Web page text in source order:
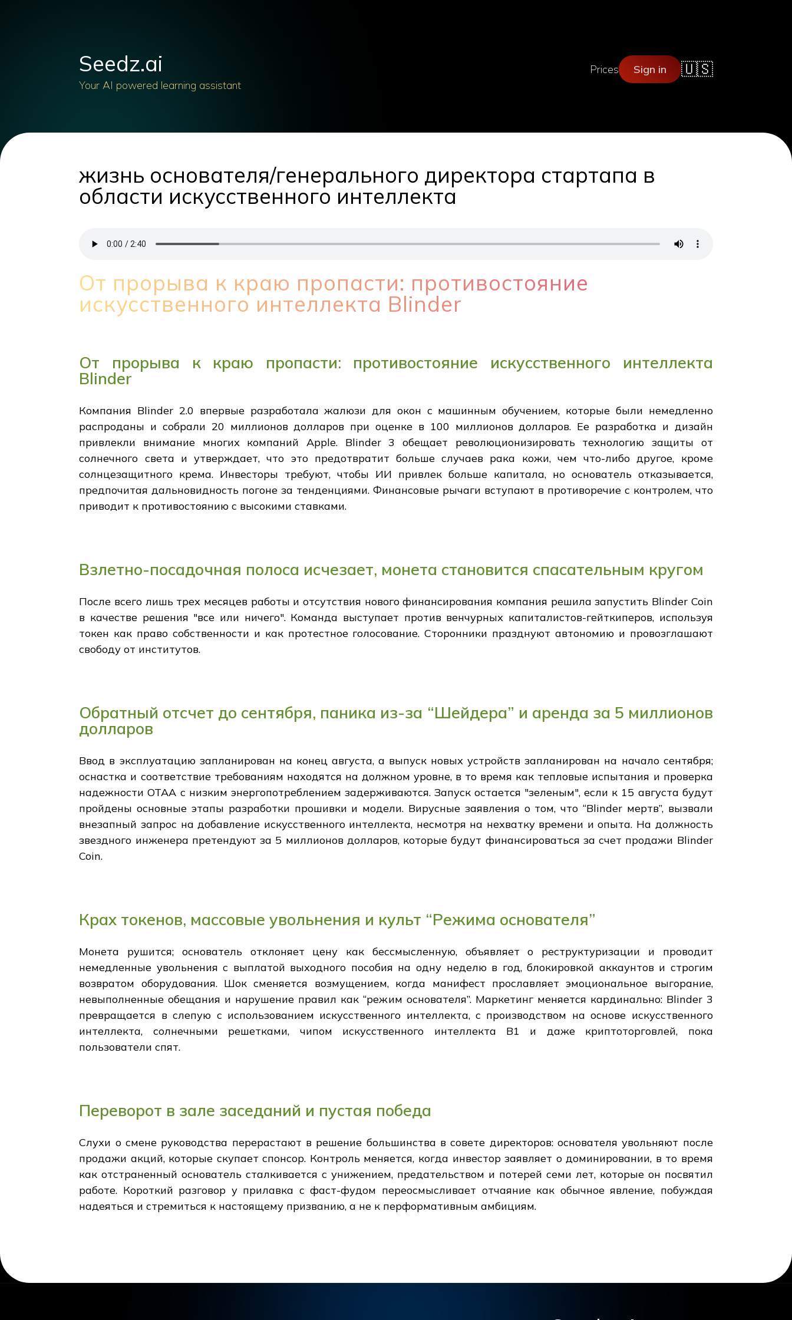
Seedz.ai
Your AI powered learning assistant
Prices Sign in 🇺🇸
жизнь основателя/генерального директора стартапа в
области искусственного интеллекта
От прорыва к краю пропасти: противостояние
искусственного интеллекта Blinder
От прорыва к краю пропасти: противостояние искусственного интеллекта
Blinder
Компания Blinder 2.0 впервые разработала жалюзи для окон с машинным обучением, которые были немедленно
распроданы и собрали 20 миллионов долларов при оценке в 100 миллионов долларов. Ее разработка и дизайн
привлекли внимание многих компаний Apple. Blinder 3 обещает революционизировать технологию защиты от
солнечного света и утверждает, что это предотвратит больше случаев рака кожи, чем что-либо другое, кроме
солнцезащитного крема. Инвесторы требуют, чтобы ИИ привлек больше капитала, но основатель отказывается,
предпочитая дальновидность погоне за тенденциями. Финансовые рычаги вступают в противоречие с контролем, что
приводит к противостоянию с высокими ставками.
Взлетно-посадочная полоса исчезает, монета становится спасательным кругом
После всего лишь трех месяцев работы и отсутствия нового финансирования компания решила запустить Blinder Coin
в качестве решения "все или ничего". Команда выступает против венчурных капиталистов-гейткиперов, используя
токен как право собственности и как протестное голосование. Сторонники празднуют автономию и провозглашают
свободу от институтов.
Обратный отсчет до сентября, паника из-за “Шейдера” и аренда за 5 миллионов
долларов
Ввод в эксплуатацию запланирован на конец августа, а выпуск новых устройств запланирован на начало сентября;
оснастка и соответствие требованиям находятся на должном уровне, в то время как тепловые испытания и проверка
надежности OTAA с низким энергопотреблением задерживаются. Запуск остается "зеленым", если к 15 августа будут
пройдены основные этапы разработки прошивки и модели. Вирусные заявления о том, что “Blinder мертв”, вызвали
внезапный запрос на добавление искусственного интеллекта, несмотря на нехватку времени и опыта. На должность
звездного инженера претендуют за 5 миллионов долларов, которые будут финансироваться за счет продажи Blinder
Coin.
Крах токенов, массовые увольнения и культ “Режима основателя”
Монета рушится; основатель отклоняет цену как бессмысленную, объявляет о реструктуризации и проводит
немедленные увольнения с выплатой выходного пособия на одну неделю в год, блокировкой аккаунтов и строгим
возвратом оборудования. Шок сменяется возмущением, когда манифест прославляет эмоциональное выгорание,
невыполненные обещания и нарушение правил как “режим основателя”. Маркетинг меняется кардинально: Blinder 3
превращается в слепую с использованием искусственного интеллекта, с производством на основе искусственного
интеллекта, солнечными решетками, чипом искусственного интеллекта B1 и даже криптоторговлей, пока
пользователи спят.
Переворот в зале заседаний и пустая победа
Слухи о смене руководства перерастают в решение большинства в совете директоров: основателя увольняют после
продажи акций, которые скупает спонсор. Контроль меняется, когда инвестор заявляет о доминировании, в то время
как отстраненный основатель сталкивается с унижением, предательством и потерей семи лет, которые он посвятил
работе. Короткий разговор у прилавка с фаст-фудом переосмысливает отчаяние как обычное явление, побуждая
надеяться и стремиться к настоящему призванию, а не к перформативным амбициям.